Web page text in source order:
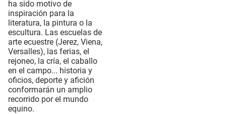
ha sido motivo de
inspiración para la
literatura, la pintura o la
escultura. Las escuelas de
arte ecuestre (Jerez, Viena,
Versalles), las ferias, el
rejoneo, la cría, el caballo
en el campo... historia y
oficios, deporte y afición
conformarán un amplio
recorrido por el mundo
equino.